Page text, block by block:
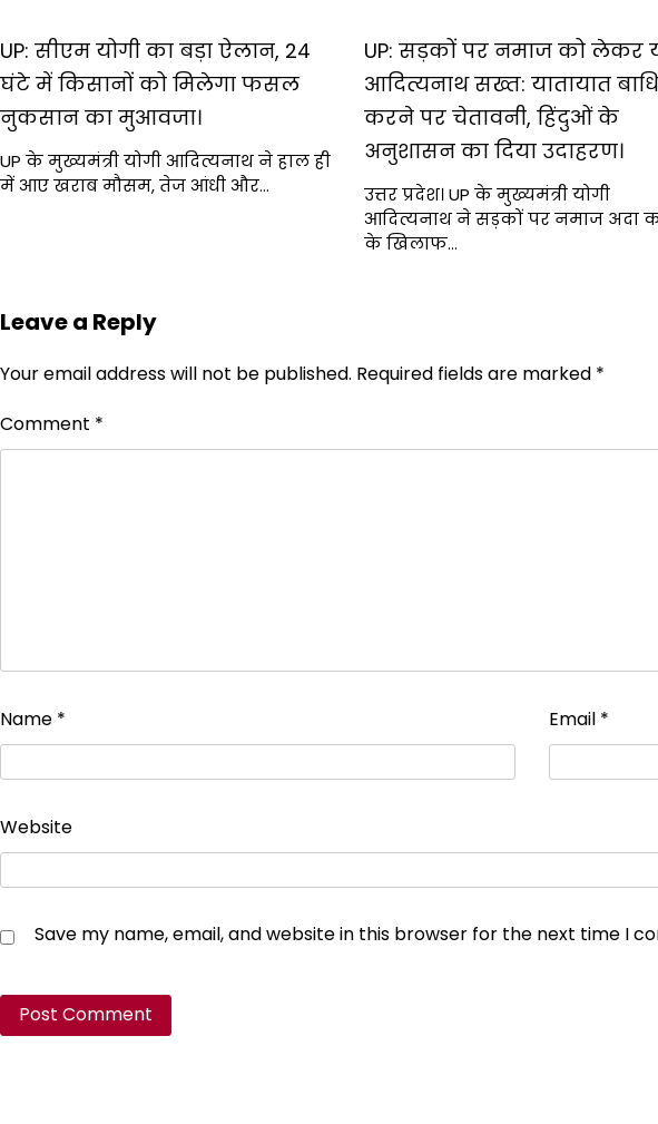
UP: सीएम योगी का बड़ा ऐलान, 24
घंटे में किसानों को मिलेगा फसल
नुकसान का मुआवजा।
UP के मुख्यमंत्री योगी आदित्यनाथ ने हाल ही
में आए खराब मौसम, तेज आंधी और…
UP: सड़कों पर नमाज को लेकर
आदित्यनाथ सख्त: यातायात
करने पर चेतावनी, हिंदुओं के
अनुशासन का दिया उदाहरण।
उत्तर प्रदेश। UP के मुख्यमंत्री योगी
आदित्यनाथ ने सड़कों पर नमाज अदा
के खिलाफ…
Leave a Reply
Your email address will not be published. Required fields are marked *
Comment *
Name * Email *
Website
Save my name, email, and website in this browser for the next time I